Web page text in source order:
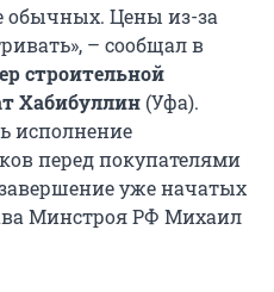
обычных. Цены из-за
– сообщал в
строительной
Хабибуллин (Уфа).
исполнение
перед покупателями
уже начатых
Минстроя РФ Михаил